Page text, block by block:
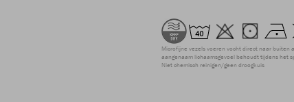
Microfijne vezels voeren vocht direct naar buiten
aangenaam lichaamsgevoel behoudt tijdens het
Niet chemisch reinigen/geen droogkuis